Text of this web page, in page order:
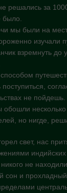
решались за
было.
мы были на
изучали
взремнуть до
не
обошли
но нигде,
свет, нас
никого не
сон и